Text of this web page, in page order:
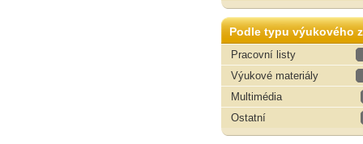
Podle typu výukového
Pracovní listy
Výukové materiály
Multimédia
Ostatní